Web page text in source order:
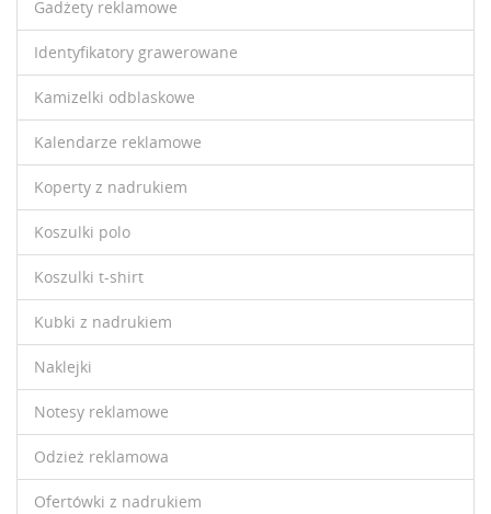
Gadżety reklamowe
Identyfikatory grawerowane
Kamizelki odblaskowe
Kalendarze reklamowe
Koperty z nadrukiem
Koszulki polo
Koszulki t-shirt
Kubki z nadrukiem
Naklejki
Notesy reklamowe
Odzież reklamowa
Ofertówki z nadrukiem